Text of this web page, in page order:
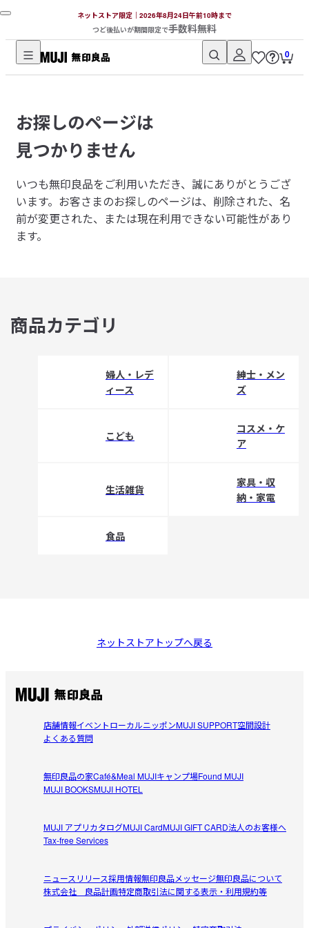
ネットストア限定｜2026年8月24日午前10時まで
つど後払いが期間限定で手数料無料
無
品
ネ
ッ
ト
ス
ト
ア
0
お探しのページは
見つかりません
いつも無印良品をご利用いただき、誠にありがとうござ
います。 お客さまのお探しのページは、削除された、名
前が変更された、または現在利用できない可能性があり
ます。
商品カテゴリ
婦人・レデ
ィース
紳士・メン
ズ
こども
コスメ・ケ
ア
生活雑貨
家具・収
納・家電
食品
ネットストアトップへ戻る
店舗情報イベントローカルニッポンMUJI SUPPORT空間設計
よくある質問
無印良品の家Café&Meal MUJIキャンプ場Found MUJI
MUJI BOOKSMUJI HOTEL
MUJI アプリカタログMUJI CardMUJI GIFT CARD法人のお客様へ
Tax-free Services
ニュースリリース採用情報無印良品メッセージ無印良品について
株式会社 良品計画特定商取引法に関する表示・利用規約等